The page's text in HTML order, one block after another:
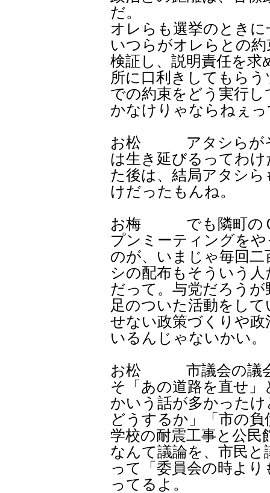
だ。
オレらも選挙のとき
いつらがオレらとの
検証し、説明責任を
所に口利きしてもら
での約束をどう実行
かなけりゃならねぇ
お松 アタシらがそ
は生き延びるってわ
た後は、結局アタシ
けだったもんね。
お梅 でも隣町のＣ
プンミーティングを
のが、いまじゃ毎回
シの配布もそういう
だって。与党だろう
足のついた活動をし
せない政策づくりや
いるんじゃないかい。
お松 市議会の議会
そ「あの道路を直せ
かいう話が多かった
どうするか」「市の
学校の耐震工事と公
なんて議論を、市民
って「委員会の時よ
ってるよ。